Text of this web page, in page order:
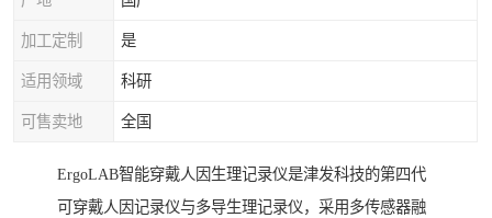
加工定制 是
适用领域 科研
可售卖地 全国
ErgoLAB智能穿戴人因生理记录仪是津发科技的第四代
可穿戴人因记录仪与多导生理记录仪，采用多传感器融